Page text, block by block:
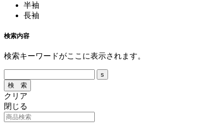
半袖
長袖
検索内容
検索キーワードがここに表示されます。
クリア
閉じる